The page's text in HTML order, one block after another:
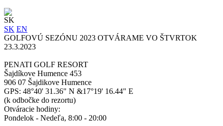
SK
SK EN
GOLFOVÚ SEZÓNU 2023 OTVÁRAME VO ŠTVRTOK
23.3.2023
PENATI GOLF RESORT
Šajdíkove Humence 453
906 07 Šajdikove Humence
GPS: 48°40' 31.36" N &17°19' 16.44" E
(k odbočke do rezortu)
Otváracie hodiny:
Pondelok - Nedeľa, 8:00 - 20:00